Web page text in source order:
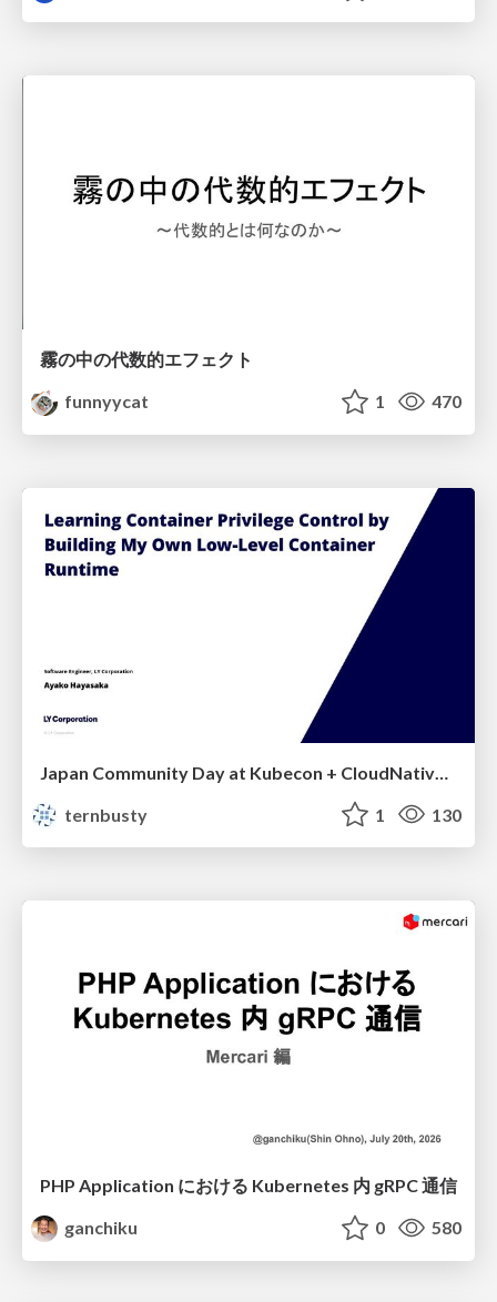
霧の中の代数的エフェクト
funnyycat
1 470
ternbusty
1 130
PHP Application における Kubernetes 内 gRPC 通信
ganchiku
0 580